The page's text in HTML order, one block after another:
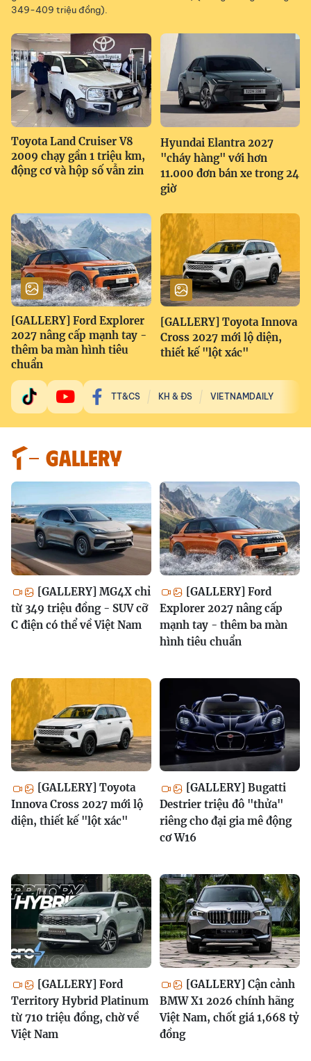
349-409 triệu đồng).
Toyota Land Cruiser V8
2009 chạy gần 1 triệu km,
động cơ và hộp số vẫn zin
Hyundai Elantra 2027
"cháy hàng" với hơn
11.000 đơn bán xe trong 24
giờ
[GALLERY] Ford Explorer
2027 nâng cấp mạnh tay -
thêm ba màn hình tiêu
chuẩn
[GALLERY] Toyota Innova
Cross 2027 mới lộ diện,
thiết kế "lột xác"
TT&CS KH & ĐS VIETNAMDAILY
GALLERY
[GALLERY] MG4X chỉ
từ 349 triệu đồng - SUV cỡ
C điện có thể về Việt Nam
[GALLERY] Ford
Explorer 2027 nâng cấp
mạnh tay - thêm ba màn
hình tiêu chuẩn
[GALLERY] Toyota
Innova Cross 2027 mới lộ
diện, thiết kế "lột xác"
[GALLERY] Bugatti
Destrier triệu đô "thửa"
riêng cho đại gia mê động
cơ W16
[GALLERY] Ford
Territory Hybrid Platinum
từ 710 triệu đồng, chờ về
Việt Nam
[GALLERY] Cận cảnh
BMW X1 2026 chính hãng
Việt Nam, chốt giá 1,668 tỷ
đồng